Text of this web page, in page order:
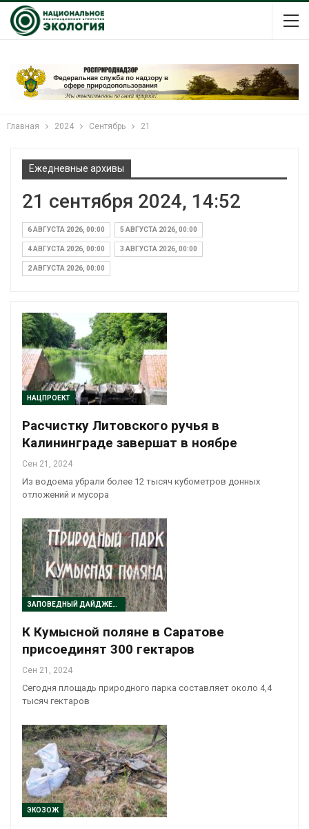
Главная 2024 Сентябрь 21
Ежедневные архивы
21 сентября 2024, 14:52
6 АВГУСТА 2026, 00:00 5 АВГУСТА 2026, 00:00
4 АВГУСТА 2026, 00:00 3 АВГУСТА 2026, 00:00
2 АВГУСТА 2026, 00:00
НАЦПРОЕКТ
Расчистку Литовского ручья в
Калининграде завершат в ноябре
Сен 21, 2024
Из водоема убрали более 12 тысяч кубометров донных
отложений и мусора
ЗАПОВЕДНЫЙ ДАЙДЖЕСТ
К Кумысной поляне в Саратове
присоединят 300 гектаров
Сен 21, 2024
Сегодня площадь природного парка составляет около 4,4
тысяч гектаров
ЭКОЗОЖ